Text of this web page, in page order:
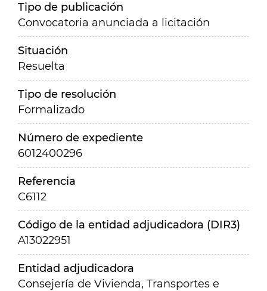
Tipo de publicación
Convocatoria anunciada a licitación
Situación
Resuelta
Tipo de resolución
Formalizado
Número de expediente
6012400296
Referencia
C6112
Código de la entidad adjudicadora (DIR3)
A13022951
Entidad adjudicadora
Consejería de Vivienda, Transportes e